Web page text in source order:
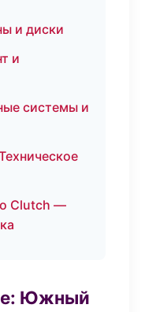
и диски
и
системы и
Clutch —
Южный